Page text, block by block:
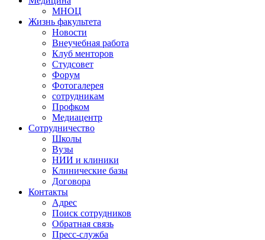
МНОЦ
Жизнь факультета
Новости
Внеучебная работа
Клуб менторов
Студсовет
Форум
Фотогалерея
сотрудникам
Профком
Медиацентр
Сотрудничество
Школы
Вузы
НИИ и клиники
Клинические базы
Договора
Контакты
Адрес
Поиск сотрудников
Обратная связь
Пресс-служба